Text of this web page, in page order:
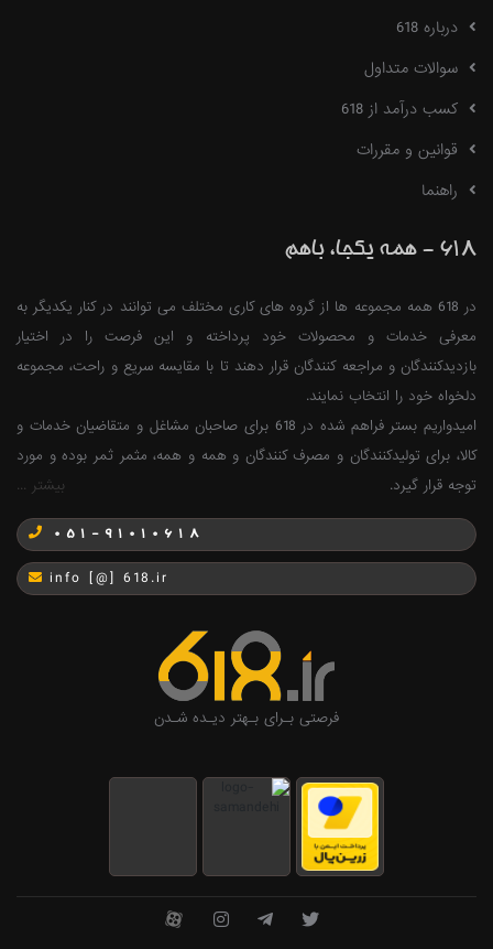
درباره 618
سوالات متداول
کسب درآمد از 618
قوانین و مقررات
راهنما
618 - همه یکجا، باهم
در 618 همه مجموعه ها از گروه های کاری مختلف می توانند در کنار یکدیگر به
معرفی خدمات و محصولات خود پرداخته و این فرصت را در اختیار
بازدیدکنندگان و مراجعه کنندگان قرار دهند تا با مقایسه سریع و راحت، مجموعه
دلخواه خود را انتخاب نمایند.
امیدواریم بستر فراهم شده در 618 برای صاحبان مشاغل و متقاضیان خدمات و
کالا، برای تولیدکنندگان و مصرف کنندگان و همه و همه، مثمر ثمر بوده و مورد
توجه قرار گیرد.
بیشتر ...
051-91010618
info [@] 618.ir
فرصتی بـرای بـهتر دیـده شـدن